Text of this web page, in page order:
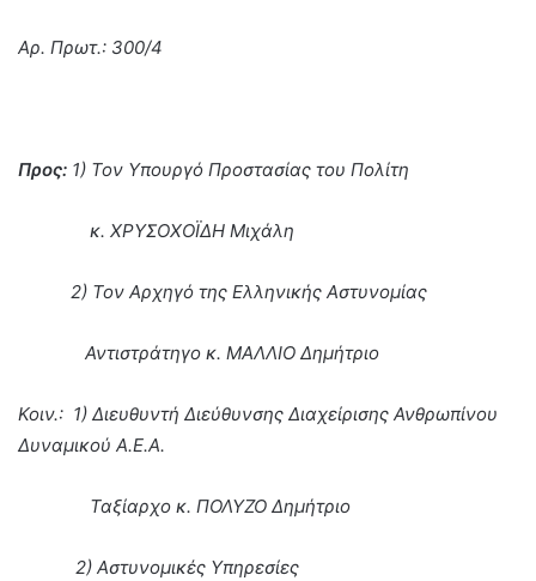
Αρ. Πρωτ.: 300/4
Προς: 1) Τον Υπουργό Προστασίας του Πολίτη
κ. ΧΡΥΣΟΧΟΪΔΗ Μιχάλη
2) Τον Αρχηγό της Ελληνικής Αστυνομίας
Αντιστράτηγο κ. ΜΑΛΛΙΟ Δημήτριο
Κοιν.: 1) Διευθυντή Διεύθυνσης Διαχείρισης Ανθρωπίνου
Δυναμικού Α.Ε.Α.
Ταξίαρχο κ. ΠΟΛΥΖΟ Δημήτριο
2) Αστυνομικές Υπηρεσίες